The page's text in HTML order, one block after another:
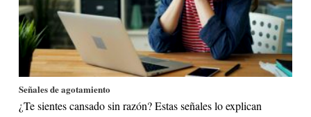
Señales de agotamiento
¿Te sientes cansado sin razón? Estas señales lo explican